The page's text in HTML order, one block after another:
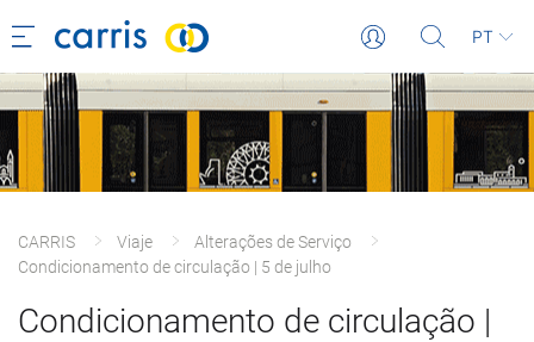
PT
CARRIS Viaje
Alterações de Serviço
Condicionamento de circulação | 5 de julho
Condicionamento de circulação |